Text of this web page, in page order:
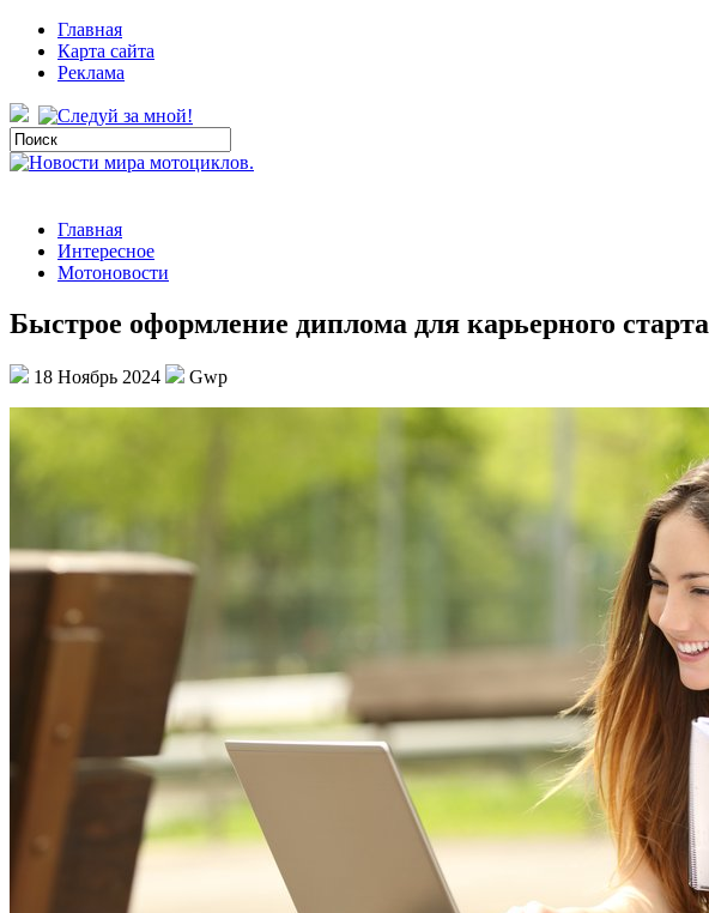
Главная
Карта сайта
Реклама
Главная
Интересное
Мотоновости
Быстрое оформление диплома для карьерного старта
18 Ноябрь 2024 Gwp